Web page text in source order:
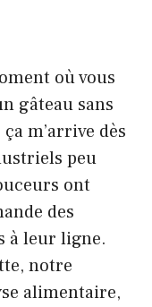
où vous
gâteau sans
m’arrive dès
peu
ont
des
à leur ligne.
notre
alimentaire,